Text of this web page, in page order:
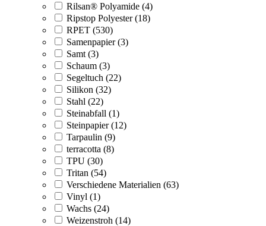
Rilsan® Polyamide (4)
Ripstop Polyester (18)
RPET (530)
Samenpapier (3)
Samt (3)
Schaum (3)
Segeltuch (22)
Silikon (32)
Stahl (22)
Steinabfall (1)
Steinpapier (12)
Tarpaulin (9)
terracotta (8)
TPU (30)
Tritan (54)
Verschiedene Materialien (63)
Vinyl (1)
Wachs (24)
Weizenstroh (14)